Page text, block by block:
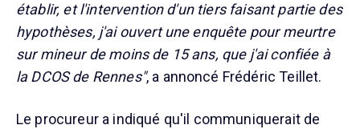
établir, et l'intervention d'un tiers faisant partie des
hypothèses, j'ai ouvert une enquête pour meurtre
sur mineur de moins de 15 ans, que j'ai confiée à
la DCOS de Rennes", a annoncé Frédéric Teillet.
Le procureur a indiqué qu'il communiquerait de